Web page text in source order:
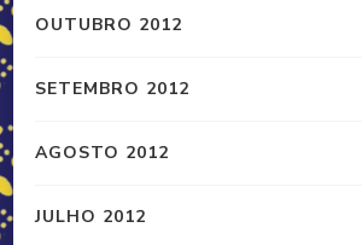
OUTUBRO 2012
SETEMBRO 2012
AGOSTO 2012
JULHO 2012